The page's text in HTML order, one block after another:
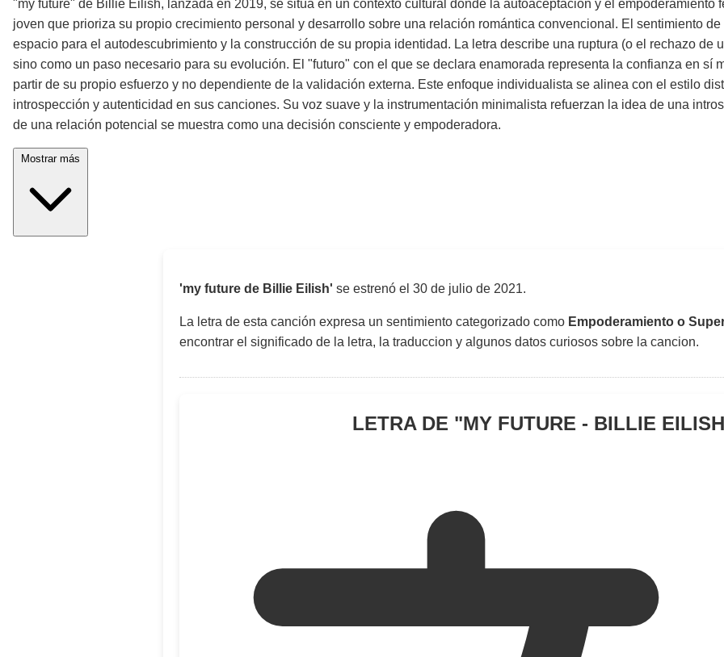
"my future" de Billie Eilish, lanzada en 2019, se sitúa en un contexto cultural donde la autoaceptación y el
joven que prioriza su propio crecimiento personal y desarrollo sobre una relación romántica convencional. El sentimiento
espacio para el autodescubrimiento y la construcción de su propia identidad. La letra describe una ruptura (o el rechazo de
sino como un paso necesario para su evolución. El "futuro" con el que se declara enamorada representa la confianza en sí
partir de su propio esfuerzo y no dependiente de la validación externa. Este enfoque individualista se alinea con el estilo
introspección y autenticidad en sus canciones. Su voz suave y la instrumentación minimalista refuerzan la idea de una
de una relación potencial se muestra como una decisión consciente y empoderadora.
'my future de Billie Eilish' se estrenó el 30 de julio de 2021.
La letra de esta canción expresa un sentimiento categorizado como Empoderamiento o
encontrar el significado de la letra, la traduccion y algunos datos curiosos sobre la cancion.
LETRA DE "MY FUTURE - BILLIE EILISH